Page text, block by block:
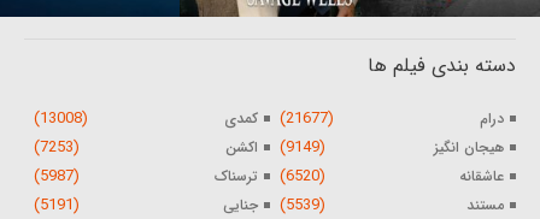
دسته بندی فیلم ها
درام (21677) کمدی (13008)
هیجان انگیز (9149) اکشن (7253)
عاشقانه (6520) ترسناک (5987)
مستند (5539) جنایی (5191)